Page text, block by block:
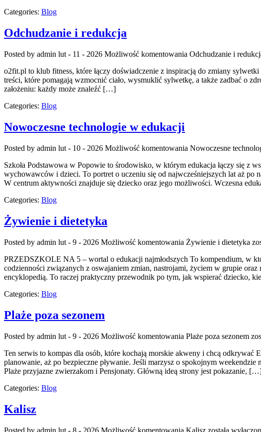
Categories: Blog
Odchudzanie i redukcja
Posted by admin lut - 11 - 2026 Możliwość komentowania Odchudzanie i
o2fit.pl to klub fitness, które łączy doświadczenie z inspiracją do zmiany
treści, które pomagają wzmocnić ciało, wysmuklić sylwetkę, a także zadbać o
założeniu: każdy może znaleźć […]
Categories: Blog
Nowoczesne technologie w edukacji
Posted by admin lut - 10 - 2026 Możliwość komentowania Nowoczesne
Szkoła Podstawowa w Popowie to środowisko, w którym edukacja łączy się z
wychowawców i dzieci. To portret o uczeniu się od najwcześniejszych lat aż
W centrum aktywności znajduje się dziecko oraz jego możliwości. Wczesna
Categories: Blog
Żywienie i dietetyka
Posted by admin lut - 9 - 2026 Możliwość komentowania Żywienie i dietetyka
PRZEDSZKOLE NA 5 – wortal o edukacji najmłodszych To kompendium, w
codzienności związanych z oswajaniem zmian, nastrojami, życiem w grupie
encyklopedią. To raczej praktyczny przewodnik po tym, jak wspierać dziecko,
Categories: Blog
Plaże poza sezonem
Posted by admin lut - 9 - 2026 Możliwość komentowania Plaże poza sezonem
Ten serwis to kompas dla osób, które kochają morskie akweny i chcą
planowanie, aż po bezpieczne pływanie. Jeśli marzysz o spokojnym
Plaże przyjazne zwierzakom i Pensjonaty. Główną ideą strony jest pokazanie,
Categories: Blog
Kalisz
Posted by admin lut - 8 - 2026 Możliwość komentowania Kalisz została